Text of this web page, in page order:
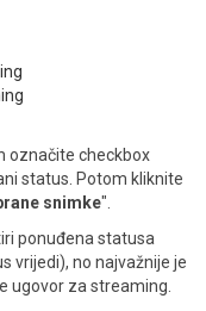
označite checkbox
status. Potom kliknite
snimke".
ponuđena statusa
vrijedi), no najvažnije je
ugovor za streaming.